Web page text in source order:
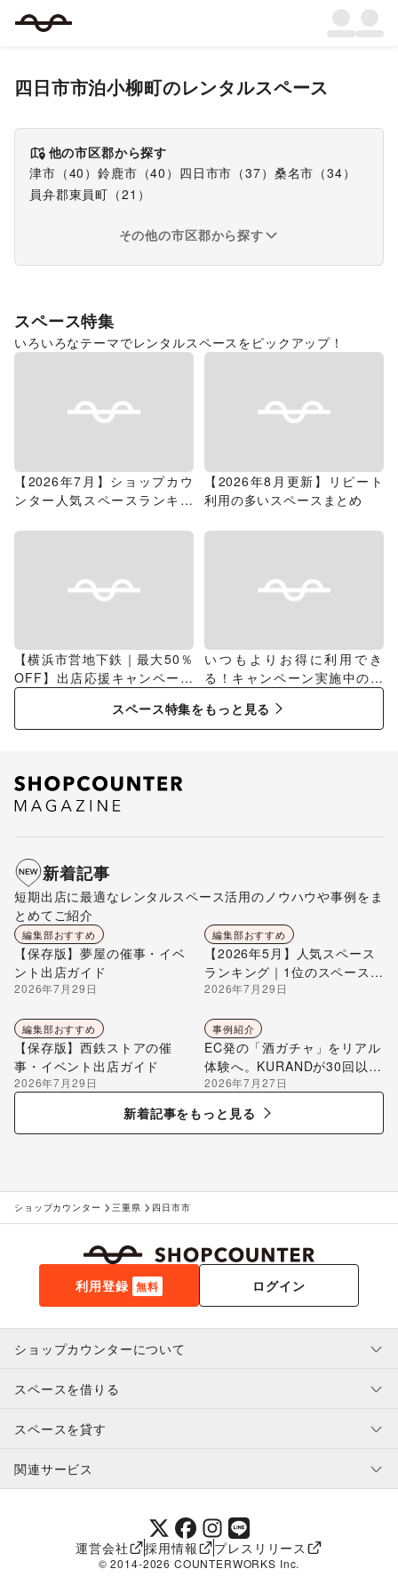
四日市市泊小柳町のレンタルスペース
他の市区郡から探す
津市 （40 ）鈴鹿市 （40 ） 四日市市 （37） 桑名市 （34）
員弁郡東員町 （21 ）
その他の市区郡から探す
スペース特集
いろいろなテーマでレンタルスペースをピックアップ！
【2026年7月】ショップカウ
ンター人気スペースランキン
【2026年8月更新】リピート
利用の多いスペースまとめ
【横浜市営地下鉄｜最大50％
OFF】出店応援キャンペーン
特集
いつもよりお得に利用でき
る！キャンペーン実施中のス
スペース特集をもっと見る
新着記事
短期出店に最適なレンタルスペース活用のノウハウや事例をま
とめてご紹介
編集部おすすめ
【保存版】夢屋の催事・イベ
ント出店ガイド
2026年7月29日
編集部おすすめ
【2026年5月】人気スペース
ランキング｜1位のスペースを
編集部が解説
2026年7月29日
編集部おすすめ
【保存版】西鉄ストアの催
事・イベント出店ガイド
2026年7月29日
事例紹介
EC発の「酒ガチャ」をリアル
体験へ。KURANDが30回以上
のポップアップ出店で届け
る“新しいお酒との出会い”
2026年7月27日
新着記事をもっと見る
ショップカウンター 三重県 四日市市
利用登録 無料 ログイン
ショップカウンターについて
利用規約・ガイドライン
特定商取引法に基づく表示
補償プログラム
スペースを借りる
スペースを借りたい人へ
ユーザー利用規約
提携パートナー
スペースを貸す
スペースを貸したい方へ
オーナー利用規約
関連サービス
SHOPCOUNTER MAGAZINE
ショップカウンターエンタープライズ
ショップカウンター常設
運営会社 採用情報 プレスリリース
© 2014-2026 COUNTERWORKS Inc.